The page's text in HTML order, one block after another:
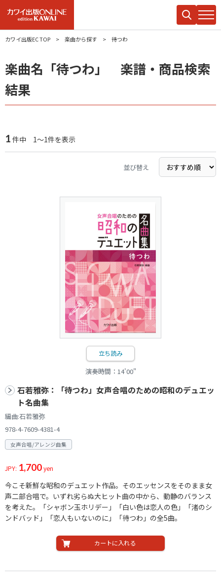
カワイ出版EC TOP 楽曲から探す 待つわ
楽曲名「待つわ」 楽譜・商品検索
結果
1 件中 1～1件を表示
並び替え
立ち読み
演奏時間：14'00"
石若雅弥：「待つわ」女声合唱のための昭和のデュエッ
ト名曲集
編曲:石若雅弥
978-4-7609-4381-4
女声合唱/アレンジ曲集
JPY: 1,700yen
今こそ新鮮な昭和のデュエット作品。そのエッセンスをそのまま女
声二部合唱で。いずれ劣らぬ大ヒット曲の中から、動静のバランス
を考えた。「シャボン玉ホリデー」「白い色は恋人の色」「渚のシ
ンドバッド」「恋人もいないのに」「待つわ」の全5曲。
カートに入れる